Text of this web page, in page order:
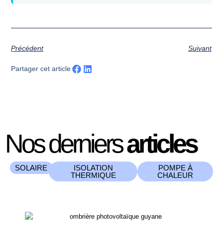
Précédent Suivant
Partager cet article
Nos derniersarticles
SOLAIRE
ISOLATION
THERMIQUE
POMPE À
CHALEUR